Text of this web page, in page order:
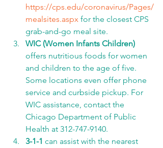
https://cps.edu/coronavirus/Pages/
mealsites.aspx for the closest CPS
grab-and-go meal site.
WIC (Women Infants Children)
offers nutritious foods for women
and children to the age of five.
Some locations even offer phone
service and curbside pickup. For
WIC assistance, contact the
Chicago Department of Public
Health at 312-747-9140.
3-1-1 can assist with the nearest